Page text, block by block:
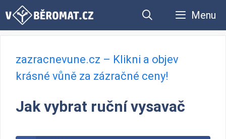
Přeskočit
Menu
zazracnevune.cz – Klikni a objev
krásné vůně za zázračné ceny!
Jak vybrat ruční vysavač